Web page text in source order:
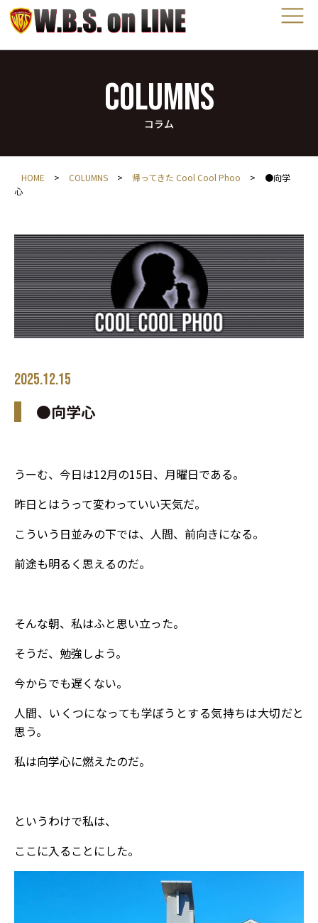
COLUMNS
コラム
HOME > COLUMNS > 帰ってきた Cool Cool Phoo >
●向学
心
2025.12.15
●向学心
うーむ、今日は12月の15日、月曜日である。
昨日とはうって変わっていい天気だ。
こういう日並みの下では、人間、前向きになる。
前途も明るく思えるのだ。
そんな朝、私はふと思い立った。
そうだ、勉強しよう。
今からでも遅くない。
人間、いくつになっても学ぼうとする気持ちは大切だと
思う。
私は向学心に燃えたのだ。
というわけで私は、
ここに入ることにした。